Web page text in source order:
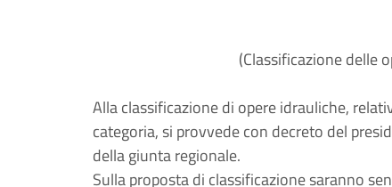
(Classificazione delle
Alla classificazione di opere idrauliche,
categoria, si provvede con decreto del
della giunta regionale.
Sulla proposta di classificazione saranno